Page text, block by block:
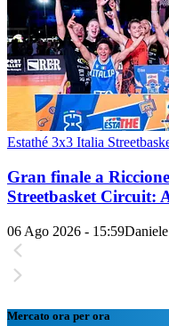
Estathé 3x3 Italia
Gran finale a
Streetbasket Circuit:
06 Ago 2026 - 15:59
Mercato ora per ora